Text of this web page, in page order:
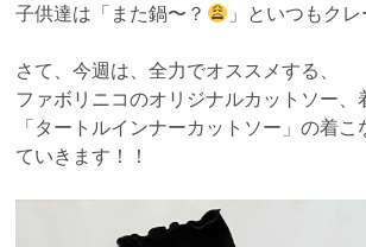
子供達は「また鍋〜？
」といつもク
さて、今週は、全力でオススメする、
ファボリニコのオリジナルカットソー、
「タートルインナーカットソー」の着こ
ていきます！！